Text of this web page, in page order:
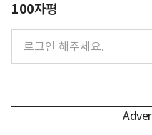
100자평